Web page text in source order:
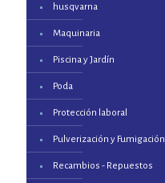
husqvarna
Maquinaria
Piscina y Jardín
Poda
Protección laboral
Pulverización y Fumigación
Recambios - Repuestos